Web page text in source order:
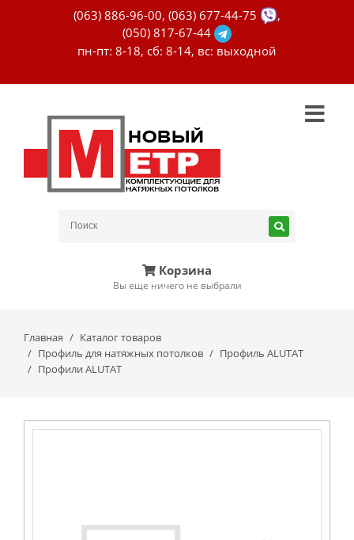
(063) 886-96-00, (063) 677-44-75
,
(050) 817-67-44
пн-пт: 8-18, сб: 8-14, вс: выходной
Корзина
Вы еще ничего не выбрали
Главная
Каталог товаров
Профиль для натяжных потолков
Профиль ALUTAT
Профили ALUTAT